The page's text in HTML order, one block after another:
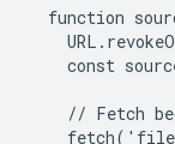
function
const
// Fetch